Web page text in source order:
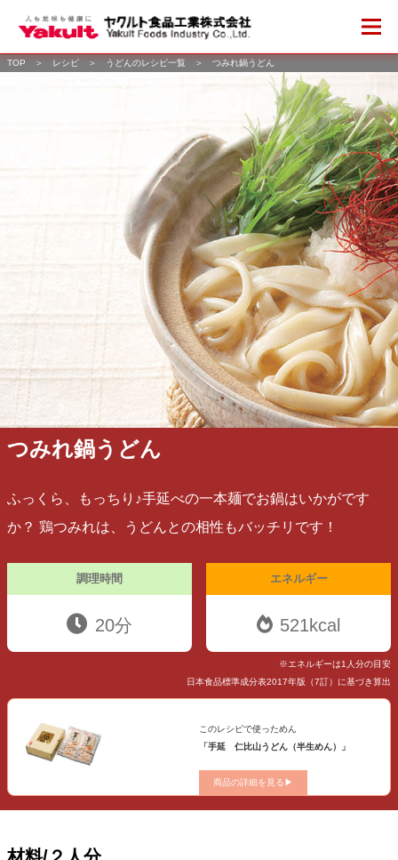
TOP ＞ レシピ ＞ うどんのレシピ一覧 ＞ つみれ鍋うどん
つみれ鍋うどん
ふっくら、もっちり♪手延べの一本麺でお鍋はいかがです
か？ 鶏つみれは、うどんとの相性もバッチリです！
調理時間
20分
エネルギー
521kcal
※エネルギーは1人分の目安
日本食品標準成分表2017年版（7訂）に基づき算出
このレシピで使っためん
「手延 仁比山うどん（半生めん）」
商品の詳細を見る▶
材料/２人分